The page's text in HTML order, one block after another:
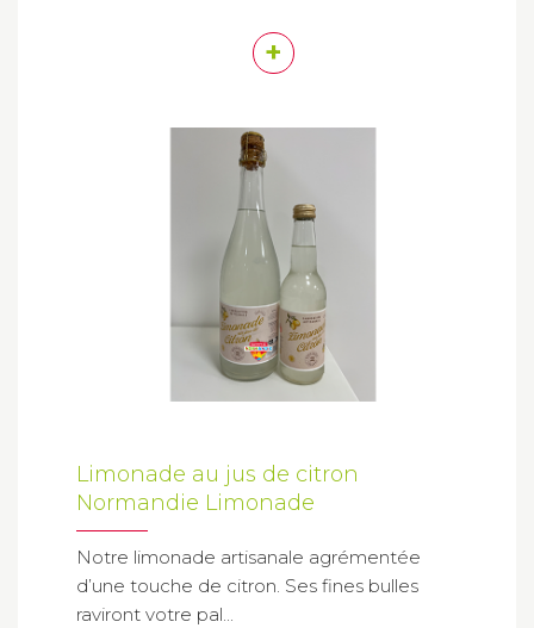
+
Limonade au jus de citron
Normandie Limonade
Notre limonade artisanale agrémentée
d’une touche de citron. Ses fines bulles
raviront votre pal...